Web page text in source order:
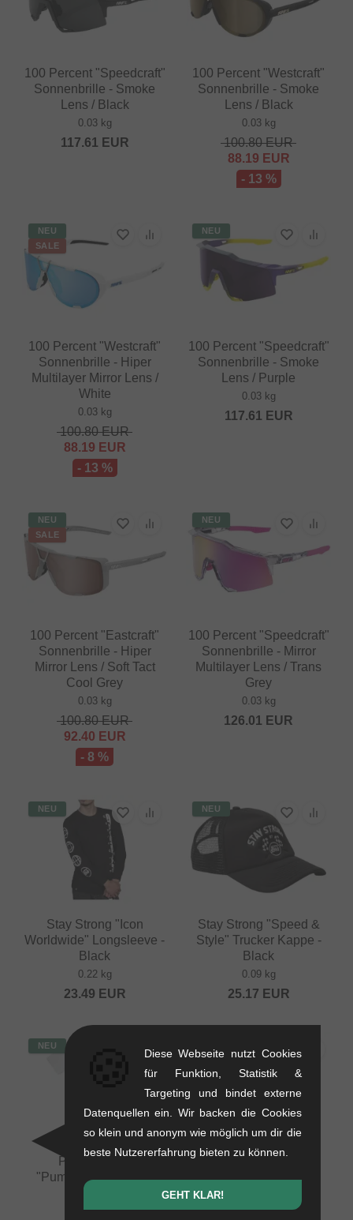
100 Percent "Speedcraft"
Sonnenbrille - Smoke
Lens / Black
0.03 kg
117.61 EUR
100 Percent "Westcraft"
Sonnenbrille - Smoke
Lens / Black
0.03 kg
100.80EUR
88.19 EUR
- 13 %
NEU
SALE
100 Percent "Westcraft"
Sonnenbrille - Hiper
Multilayer Mirror Lens /
White
0.03 kg
100.80EUR
88.19 EUR
- 13 %
NEU
100 Percent "Speedcraft"
Sonnenbrille - Smoke
Lens / Purple
0.03 kg
117.61 EUR
NEU
SALE
100 Percent "Eastcraft"
Sonnenbrille - Hiper
Mirror Lens / Soft Tact
Cool Grey
0.03 kg
100.80EUR
92.40 EUR
- 8 %
NEU
100 Percent "Speedcraft"
Sonnenbrille - Mirror
Multilayer Lens / Trans
Grey
0.03 kg
126.01 EUR
NEU
Stay Strong "Icon
Worldwide" Longsleeve -
Black
0.22 kg
23.49 EUR
NEU
Stay Strong "Speed &
Style" Trucker Kappe -
Black
0.09 kg
25.17 EUR
NEU
Pride Racing
"Pumptrack" T-Shirt -
0.2 kg
"Pumptrack" T-Shirt -
0.2 kg
Diese Webseite nutzt Cookies
für Funktion, Statistik &
Targeting und bindet externe
Datenquellen ein. Wir backen die Cookies
so klein und anonym wie möglich um dir die
beste Nutzererfahrung bieten zu können.
GEHT KLAR!